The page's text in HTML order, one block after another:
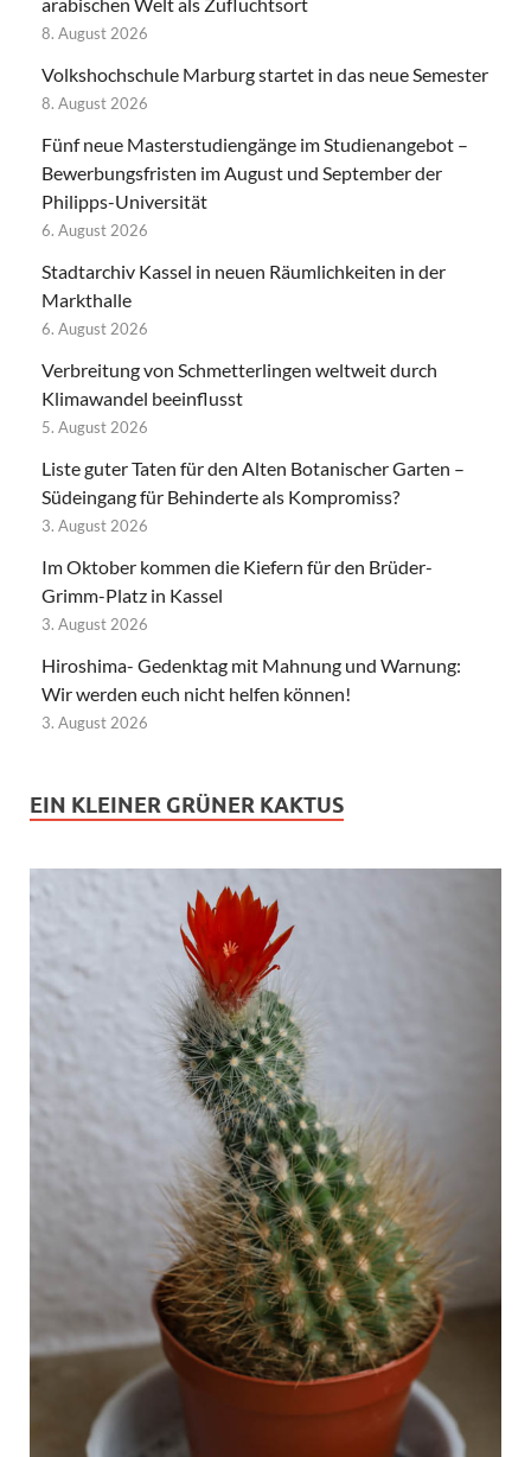
8. August 2026
Volkshochschule Marburg startet in das neue Semester
8. August 2026
Fünf neue Masterstudiengänge im Studienangebot –
Bewerbungsfristen im August und September der
Philipps-Universität
6. August 2026
Stadtarchiv Kassel in neuen Räumlichkeiten in der
Markthalle
6. August 2026
Verbreitung von Schmetterlingen weltweit durch
Klimawandel beeinflusst
5. August 2026
Liste guter Taten für den Alten Botanischer Garten –
Südeingang für Behinderte als Kompromiss?
3. August 2026
Im Oktober kommen die Kiefern für den Brüder-
Grimm-Platz in Kassel
3. August 2026
Hiroshima- Gedenktag mit Mahnung und Warnung:
Wir werden euch nicht helfen können!
3. August 2026
EIN KLEINER GRÜNER KAKTUS